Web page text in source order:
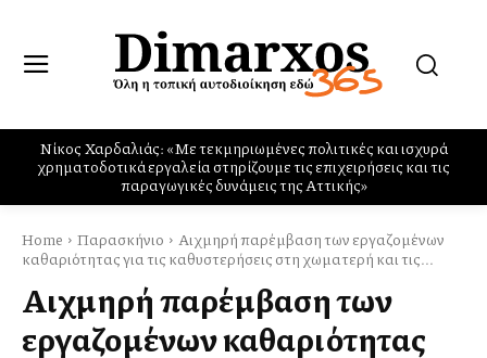
Ο Σύλλογος των Αιγινητών οργανώνει Κοινωνικό Φροντιστήριο
Home Παρασκήνιο
Αιχμηρή παρέμβαση των εργαζομένων
καθαριότητας για τις καθυστερήσεις στη χωματερή και τις...
Αιχμηρή παρέμβαση των
εργαζομένων καθαριότητας